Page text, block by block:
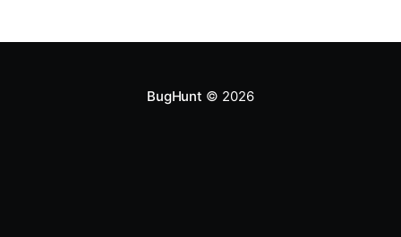
histórica conduzida pela
BugHunt © 2026